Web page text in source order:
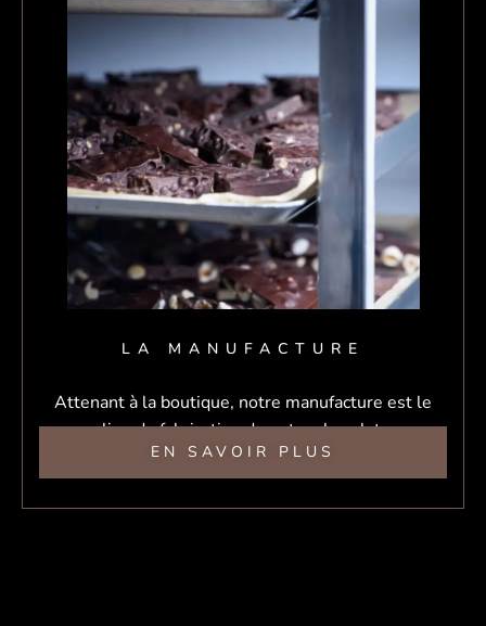
LA MANUFACTURE
Attenant à la boutique, notre manufacture est le
lieu de fabrication de notre chocolat.
EN SAVOIR PLUS